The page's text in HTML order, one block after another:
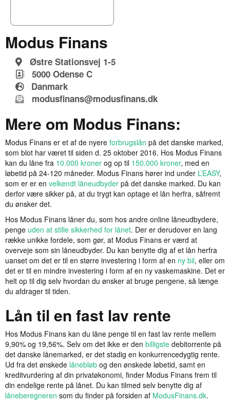
Modus Finans
Østre Stationsvej 1-5
5000 Odense C
Danmark
modusfinans@modusfinans.dk
Mere om Modus Finans:
Modus Finans er et af de nyere forbrugslån på det danske marked,
som blot har været til siden d. 25 oktober 2016. Hos Modus Finans
kan du låne fra 10.000 kroner og op til 150.000 kroner, med en
løbetid på 24-120 måneder. Modus Finans hører ind under L’EASY,
som er er en velkendt låneudbyder på det danske marked. Du kan
derfor være sikker på, at du trygt kan optage et lån herfra, såfremt
du ønsker det.
Hos Modus Finans låner du, som hos andre online låneudbydere,
penge uden at stille sikkerhed for lånet. Der er derudover en lang
række unikke fordele, som gør, at Modus Finans er værd at
overveje som sin låneudbyder. Du kan benytte dig af et lån herfra
uanset om det er til en større investering i form af en ny bil, eller om
det er til en mindre investering i form af en ny vaskemaskine. Det er
helt op til dig selv hvordan du ønsker at bruge pengene, så længe
du afdrager til tiden.
Lån til en fast lav rente
Hos Modus Finans kan du låne penge til en fast lav rente mellem
9,90% og 19,56%. Selv om det ikke er den billigste debitorrente på
det danske lånemarked, er det stadig en konkurrencedygtig rente.
Ud fra det ønskede lånebløb og den ønskede løbetid, samt en
kreditvurdering af din privatøkonomi, finder Modus Finans frem til
din endelige rente på lånet. Du kan tilmed selv benytte dig af
låneberegneren som du finder på forsiden af ModusFinans.dk.